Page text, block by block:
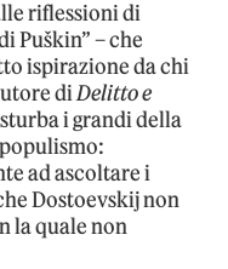
riflessioni di
Puškin” – che
ispirazione da chi
diDelitto e
i grandi della
ad ascoltare i
Dostoevskij non
la quale non